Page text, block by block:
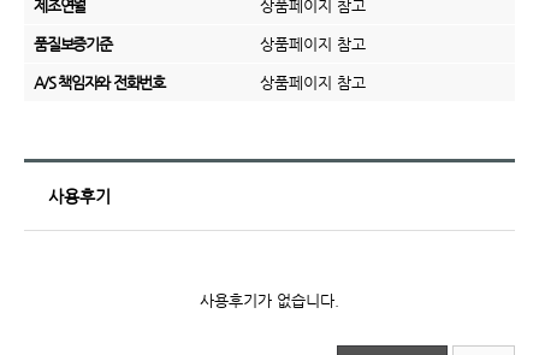
제조연월 상품페이지 참고
품질보증기준 상품페이지 참고
A/S 책임자와 전화번호 상품페이지 참고
사용후기
사용후기가 없습니다.